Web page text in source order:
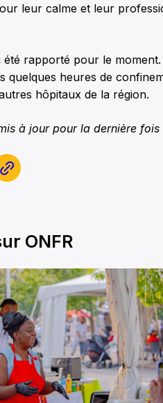
leur calme et leur
été rapporté pour le
quelques heures de
hôpitaux de la région.
à jour pour la dernière fois
ONFR